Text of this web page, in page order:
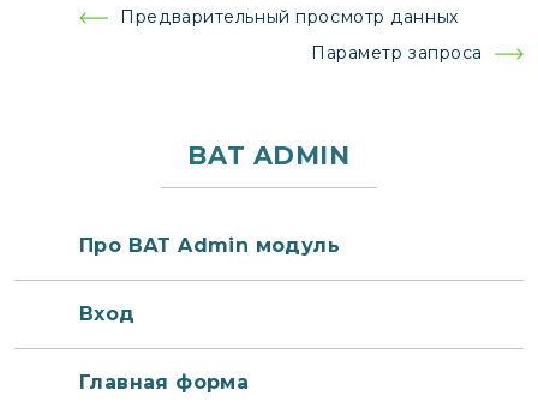
НавигацияПредварительный просмотр данных
Параметр запроса
BAT ADMIN
Про ВАТ Admin модуль
Вход
Главная форма